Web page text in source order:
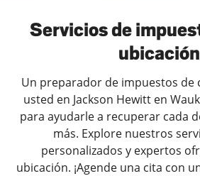
Servicios de
ubicación
Un preparador de impuestos de
usted en Jackson Hewitt en
para ayudarle a recuperar cada
más. Explore nuestros
personalizados y expertos
ubicación. ¡Agende una cita con